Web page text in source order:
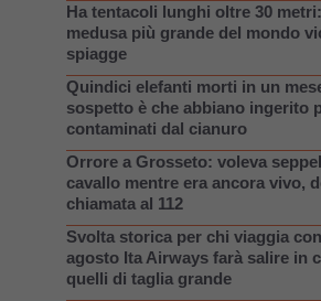
Ha tentacoli lunghi oltre 30
medusa più grande del mondo
spiagge
Quindici elefanti morti in un
sospetto è che abbiano ingerito
contaminati dal cianuro
Orrore a Grosseto: voleva
cavallo mentre era ancora vivo,
chiamata al 112
Svolta storica per chi viaggia
agosto Ita Airways farà salire in
quelli di taglia grande